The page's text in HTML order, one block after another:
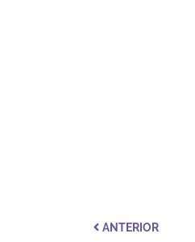
ANTERIOR